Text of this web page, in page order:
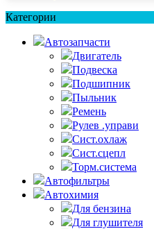
Категории
Автозапчасти
Двигатель
Подвеска
Подшипник
Пыльник
Ремень
Рулев .управи
Сист.охлаж
Сист.сцепл
Торм.система
Автофильтры
Автохимия
Для бензина
Для глушителя